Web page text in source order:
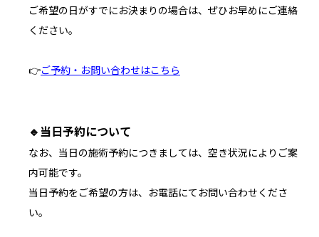
ご希望の日がすでにお決まりの場合は、ぜひお早めにご連絡
ください。
👉ご予約・お問い合わせはこちら
🔹当日予約について
なお、当日の施術予約につきましては、空き状況によりご案
内可能です。
当日予約をご希望の方は、お電話にてお問い合わせくださ
い。